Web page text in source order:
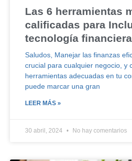
Las 6 herramientas
calificadas para
tecnología financiera
Saludos, Manejar las finanzas
crucial para cualquier negocio, y
herramientas adecuadas en tu
puede marcar una gran
LEER MÁS »
30 abril, 2024 No hay comentarios